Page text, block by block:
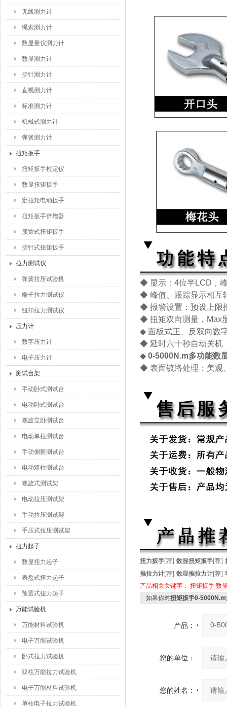
无线测力计
绳索测力计
数显量仪测力计
数显测力计
指针测力计
直视测力计
标准测力计
机械式测力计
弹簧测力计
扭矩扳手
扭矩扳手检定仪
数显扭矩扳手
定扭矩电动扳手
扭矩扳手倍增器
预置式扭矩扳手
指针式扭矩扳手
拉力测试仪
弹簧拉压试验机
端子拉力测试仪
纽扣拉力测试仪
压力计
数字压力计
电子压力计
测试台架
手动卧式测试台
电动卧式测试台
螺旋立卧测试台
电动单柱测试台
手动侧摇测试台
电动双柱测试台
螺旋式测试架
电动拉压测试架
手动拉压测试架
手压式拉压测试架
扭力起子
数显扭力起子
表盘式扭力起子
预置式扭力起子
万能试验机
万能材料试验机
电子万能试验机
卧式拉力试验机
双柱万能拉力试验机
电子万能材料试验机
单柱电子拉力试验机
◆ 显示：4位半LCD，
◆ 峰值、跟踪显示相互
◆ 报警设置：预设上限
◆ 扭矩双向测量，Max
◆ 面板式正、反双向数
◆ 延时六十秒自动关机
◆ 0-5000N.m多功能数
◆ 表面镀络处理：美观
扭力扳手[荐] 数显扭矩扳手[荐]
推拉力计[荐] 数显推拉力计[荐]
产品相关关键字： 扭矩扳手 数
如果你对扭矩扳手0-
产品：
您的单位：
您的姓名：